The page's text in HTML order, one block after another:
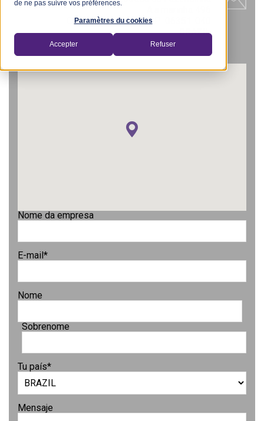
de ne pas suivre vos préférences.
Paramètres du cookies
Accepter Refuser
Carapicuiba – SP - ZIP: 06351-040
BRAZIL
Nome da empresa
E-mail*
Nome
Sobrenome
Tu país*
Mensaje